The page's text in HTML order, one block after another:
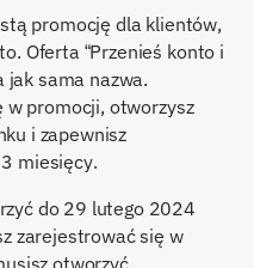
promocję dla klientów,
Oferta “Przenieś konto i
jak sama nazwa.
w promocji, otworzysz
i zapewnisz
miesięcy.
do 29 lutego 2024
zarejestrować się w